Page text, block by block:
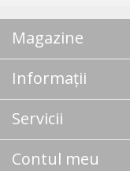
Magazine
Informații
Servicii
Contul meu